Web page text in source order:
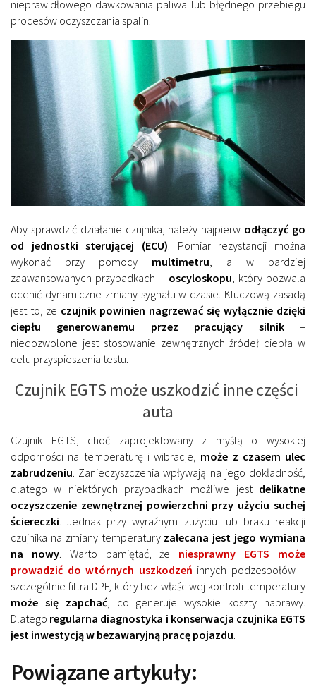
nieprawidłowego dawkowania paliwa lub błędnego przebiegu
procesów oczyszczania spalin.
Aby sprawdzić działanie czujnika, należy najpierw odłączyć go
od jednostki sterującej (ECU). Pomiar rezystancji można
wykonać przy pomocy multimetru, a w bardziej
zaawansowanych przypadkach – oscyloskopu, który pozwala
ocenić dynamiczne zmiany sygnału w czasie. Kluczową zasadą
jest to, że czujnik powinien nagrzewać się wyłącznie dzięki
ciepłu generowanemu przez pracujący silnik–
niedozwolone jest stosowanie zewnętrznych źródeł ciepła w
celu przyspieszenia testu.
Czujnik EGTS może uszkodzić inne części
auta
Czujnik EGTS, choć zaprojektowany z myślą o wysokiej
odporności na temperaturę i wibracje, może z czasem ulec
zabrudzeniu. Zanieczyszczenia wpływają na jego dokładność,
dlatego w niektórych przypadkach możliwe jest delikatne
oczyszczenie zewnętrznej powierzchni przy użyciu suchej
ściereczki. Jednak przy wyraźnym zużyciu lub braku reakcji
czujnika na zmiany temperatury zalecana jest jego wymiana
na nowy. Warto pamiętać, że niesprawny EGTS może
prowadzić do wtórnych uszkodzeń innych podzespołów –
szczególnie filtra DPF, który bez właściwej kontroli temperatury
może się zapchać, co generuje wysokie koszty naprawy.
Dlatego regularna diagnostyka i konserwacja czujnika EGTS
jest inwestycją w bezawaryjną pracę pojazdu.
Powiązane artykuły: